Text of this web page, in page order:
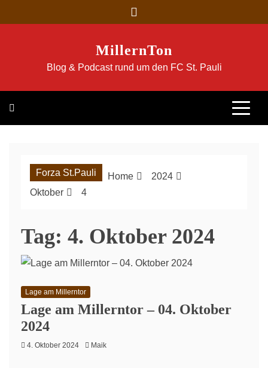
to
MillernTon
Blog & Podcast rund um den FC St. Pauli
Forza St.Pauli Home
2024
Oktober
4
Tag: 4. Oktober 2024
Lage am Millerntor
Lage am Millerntor – 04. Oktober
2024
4. Oktober 2024 Maik